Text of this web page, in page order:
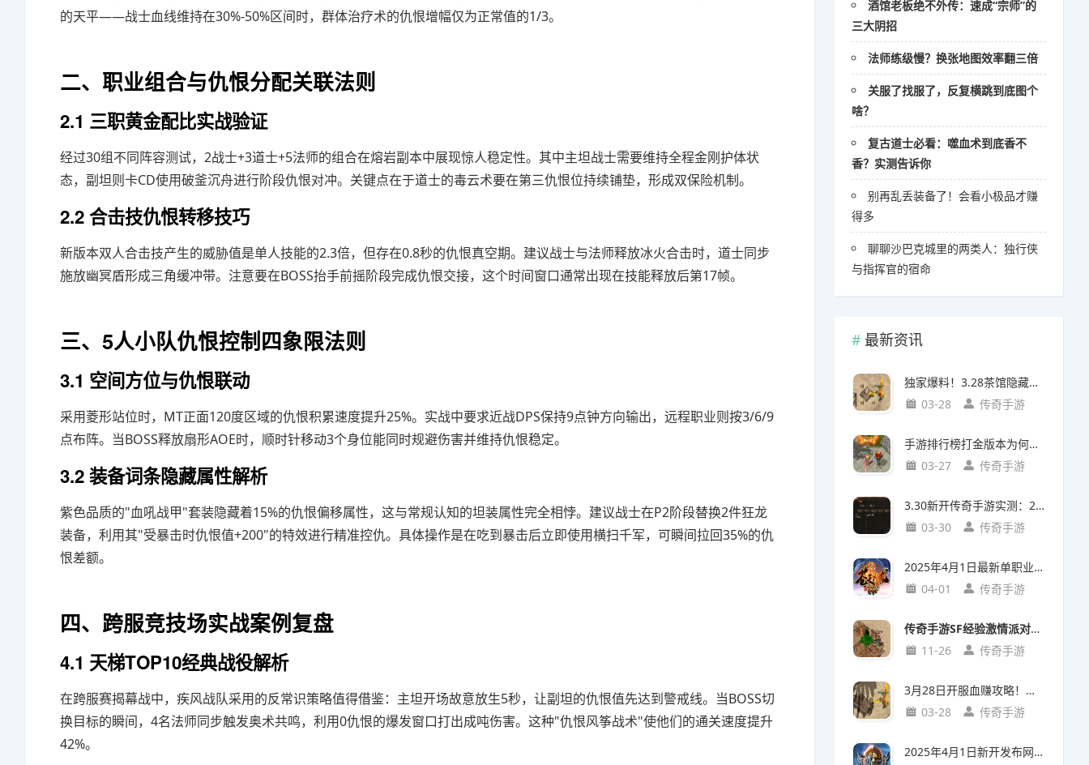
的天平——战士血线维持在30%-50%区间时，群体治疗术的仇恨增幅仅为正常值的1/3。
二、职业组合与仇恨分配关联法则
2.1 三职黄金配比实战验证
经过30组不同阵容测试，2战士+3道士+5法师的组合在熔岩副本中展现惊人稳定性。其中主坦战士需要维持全程金刚护体状
态，副坦则卡CD使用破釜沉舟进行阶段仇恨对冲。关键点在于道士的毒云术要在第三仇恨位持续铺垫，形成双保险机制。
2.2 合击技仇恨转移技巧
新版本双人合击技产生的威胁值是单人技能的2.3倍，但存在0.8秒的仇恨真空期。建议战士与法师释放冰火合击时，道士同步
施放幽冥盾形成三角缓冲带。注意要在BOSS抬手前摇阶段完成仇恨交接，这个时间窗口通常出现在技能释放后第17帧。
三、5人小队仇恨控制四象限法则
3.1 空间方位与仇恨联动
采用菱形站位时，MT正面120度区域的仇恨积累速度提升25%。实战中要求近战DPS保持9点钟方向输出，远程职业则按3/6/9
点布阵。当BOSS释放扇形AOE时，顺时针移动3个身位能同时规避伤害并维持仇恨稳定。
3.2 装备词条隐藏属性解析
紫色品质的"血吼战甲"套装隐藏着15%的仇恨偏移属性，这与常规认知的坦装属性完全相悖。建议战士在P2阶段替换2件狂龙
装备，利用其"受暴击时仇恨值+200"的特效进行精准控仇。具体操作是在吃到暴击后立即使用横扫千军，可瞬间拉回35%的仇
恨差额。
四、跨服竞技场实战案例复盘
4.1 天梯TOP10经典战役解析
在跨服赛揭幕战中，疾风战队采用的反常识策略值得借鉴：主坦开场故意放生5秒，让副坦的仇恨值先达到警戒线。当BOSS切
换目标的瞬间，4名法师同步触发奥术共鸣，利用0仇恨的爆发窗口打出成吨伤害。这种"仇恨风筝战术"使他们的通关速度提升
42%。
酒馆老板绝不外传：速成“宗师”的
三大阴招
法师练级慢？换张地图效率翻三倍
关服了找服了，反复横跳到底图个
啥？
复古道士必看：噬血术到底香不
香？实测告诉你
别再乱丢装备了！会看小极品才赚
得多
聊聊沙巴克城里的两类人：独行侠
与指挥官的宿命
最新资讯
独家爆料！3.28茶馆隐藏任务出8阶装（附坐标/对话/强化指南）
03-28
传奇手游
手游排行榜打金版本为何爆火？玩家真实需求与版本价值解析
03-27
传奇手游
3.30新开传奇手游实测：20级入帮派必做任务攻略
03-30
传奇手游
2025年4月1日最新单职业传奇手游《苍天火龙》20级法师地图攻略！
04-01
传奇手游
传奇手游SF经验激情派对参加门槛解析：入门攻略+亮点玩法
11-26
传奇手游
3月28日开服血赚攻略！手游新开服中草药店隐藏任务，首日炼丹赚20万铜币
03-28
传奇手游
2025年4月1日新开发布网首发！《沉默三金》手游实测：三小时从萌新到沙城主